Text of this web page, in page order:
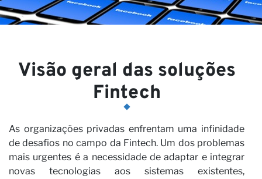
Visão geral das soluções
Fintech
As organizações privadas enfrentam uma infinidade
de desafios no campo da Fintech. Um dos problemas
mais urgentes é a necessidade de adaptar e integrar
novas tecnologias aos sistemas existentes,